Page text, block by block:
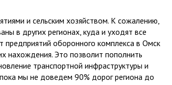
и сельским хозяйством. К сожалению,
в других регионах, куда и уходят все
оборонного комплекса в Омск
нахождения. Это позволит пополнить
транспортной инфраструктуры и
мы не доведем 90% дорог региона до